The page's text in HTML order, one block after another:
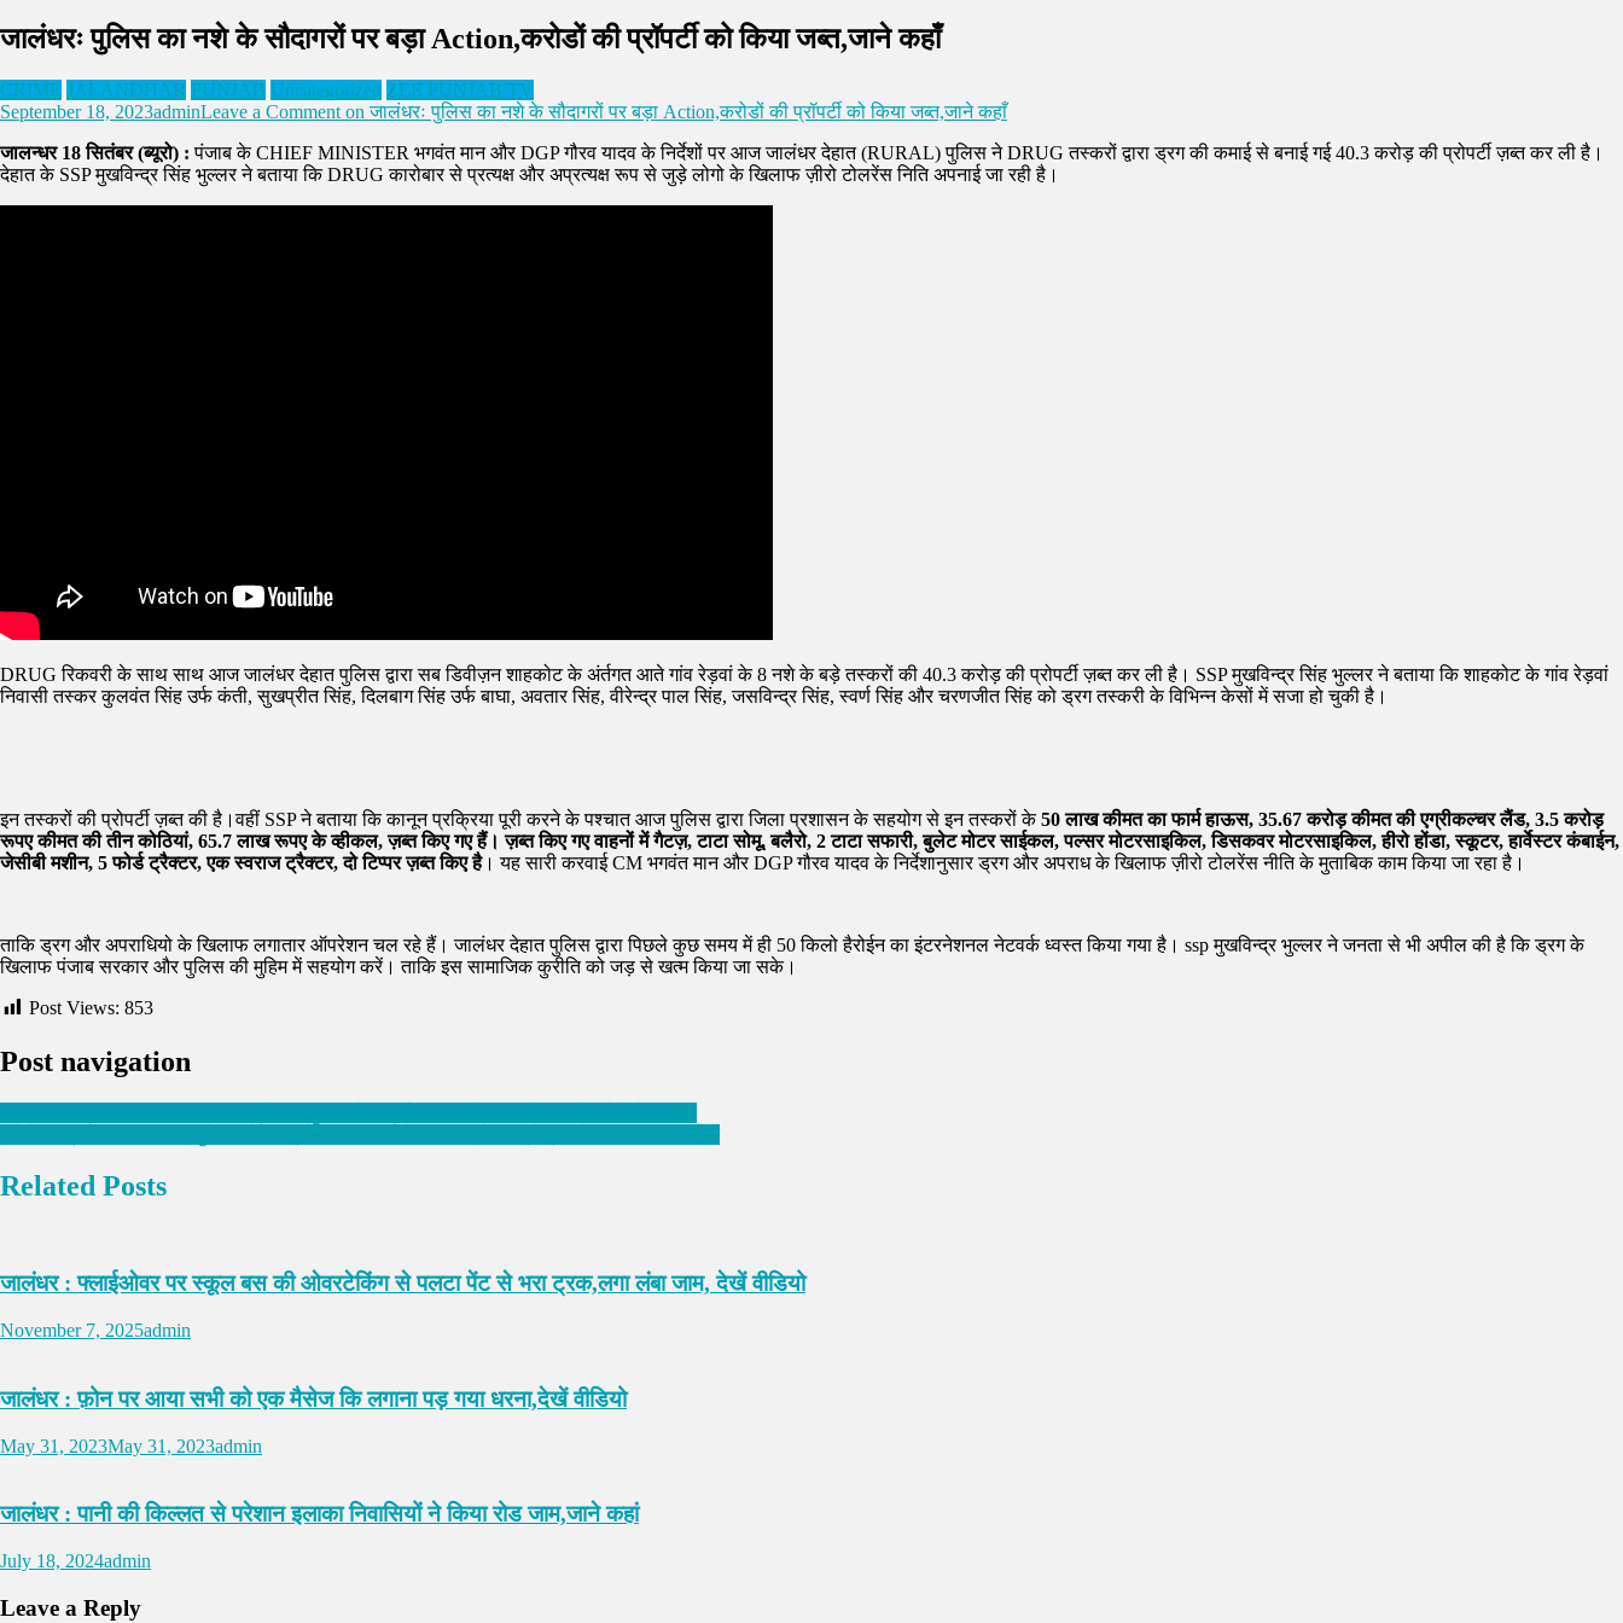
जालंधरः पुलिस का नशे के सौदागरों पर बड़ा Action,करोडों की प्रॉपर्टी को किया जब्त,जाने कहाँ
CRIME JALANDHAR PUNJAB Uncategorized ZEE PUNJAB TV
September 18, 2023adminLeave a Comment on जालंधरः पुलिस का नशे के सौदागरों पर बड़ा Action,करोडों की प्रॉपर्टी को किया जब्त,जाने कहाँ
जालन्धर 18 सितंबर (ब्यूरो) : पंजाब के CHIEF MINISTER भगवंत मान और DGP गौरव यादव के निर्देशों पर आज जालंधर देहात (RURAL) पुलिस ने DRUG तस्करों द्वारा ड्रग की कमाई से बनाई गई 40.3 करोड़ की प्रोपर्टी ज़ब्त कर ली है।
देहात के SSP मुखविन्द्र सिंह भुल्लर ने बताया कि DRUG कारोबार से प्रत्यक्ष और अप्रत्यक्ष रूप से जुड़े लोगो के खिलाफ ज़ीरो टोलरेंस निति अपनाई जा रही है।
DRUG रिकवरी के साथ साथ आज जालंधर देहात पुलिस द्वारा सब डिवीज़न शाहकोट के अंर्तगत आते गांव रेड़वां के 8 नशे के बड़े तस्करों की 40.3 करोड़ की प्रोपर्टी ज़ब्त कर ली है। SSP मुखविन्द्र सिंह भुल्लर ने बताया कि शाहकोट के गांव रेड़वां
निवासी तस्कर कुलवंत सिंह उर्फ कंती, सुखप्रीत सिंह, दिलबाग सिंह उर्फ बाघा, अवतार सिंह, वीरेन्द्र पाल सिंह, जसविन्द्र सिंह, स्वर्ण सिंह और चरणजीत सिंह को ड्रग तस्करी के विभिन्न केसों में सजा हो चुकी है।
इन तस्करों की प्रोपर्टी ज़ब्त की है।वहीं SSP ने बताया कि कानून प्रक्रिया पूरी करने के पश्चात आज पुलिस द्वारा जिला प्रशासन के सहयोग से इन तस्करों के50 लाख कीमत का फार्म हाऊस, 35.67 करोड़ कीमत की एग्रीकल्चर लैंड, 3.5 करोड़
रूपए कीमत की तीन कोठियां, 65.7 लाख रूपए के व्हीकल, ज़ब्त किए गए हैं। ज़ब्त किए गए वाहनों में गैटज़, टाटा सोमू, बलैरो, 2 टाटा सफारी, बुलेट मोटर साईकल, पल्सर मोटरसाइकिल, डिसकवर मोटरसाइकिल, हीरो होंडा, स्कूटर, हार्वेस्टर कंबाईन,
जेसीबी मशीन, 5 फोर्ड ट्रैक्टर, एक स्वराज ट्रैक्टर, दो टिप्पर ज़ब्त किए है। यह सारी करवाई CM भगवंत मान और DGP गौरव यादव के निर्देशानुसार ड्रग और अपराध के खिलाफ ज़ीरो टोलरेंस नीति के मुताबिक काम किया जा रहा है।
ताकि ड्रग और अपराधियो के खिलाफ लगातार ऑपरेशन चल रहे हैं। जालंधर देहात पुलिस द्वारा पिछले कुछ समय में ही 50 किलो हैरोईन का इंटरनेशनल नेटवर्क ध्वस्त किया गया है। ssp मुखविन्द्र भुल्लर ने जनता से भी अपील की है कि ड्रग के
खिलाफ पंजाब सरकार और पुलिस की मुहिम में सहयोग करें। ताकि इस सामाजिक कुरीति को जड़ से खत्म किया जा सके।
Post Views: 853
Post navigation
Related Posts
जालंधर : फ्लाईओवर पर स्कूल बस की ओवरटेकिंग से पलटा पेंट से भरा ट्रक,लगा लंबा जाम, देखें वीडियो
November 7, 2025admin
जालंधर : फ़ोन पर आया सभी को एक मैसेज कि लगाना पड़ गया धरना,देखें वीडियो
May 31, 2023May 31, 2023admin
जालंधर : पानी की किल्लत से परेशान इलाका निवासियों ने किया रोड जाम,जाने कहां
July 18, 2024admin
Leave a Reply